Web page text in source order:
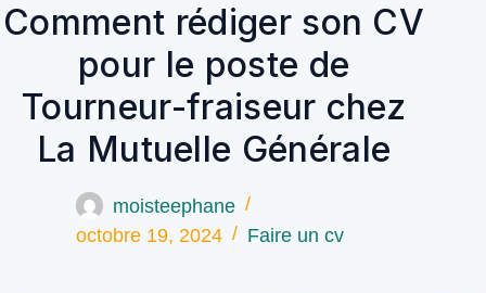
Comment rédiger son CV
pour le poste de
Tourneur-fraiseur chez
La Mutuelle Générale
moisteephane
octobre 19, 2024
Faire un cv